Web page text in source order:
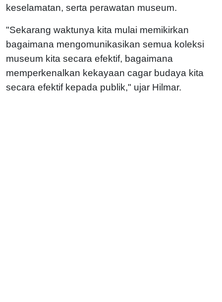
keselamatan, serta perawatan museum.
"Sekarang waktunya kita mulai memikirkan
bagaimana mengomunikasikan semua koleksi
museum kita secara efektif, bagaimana
memperkenalkan kekayaan cagar budaya kita
secara efektif kepada publik," ujar Hilmar.